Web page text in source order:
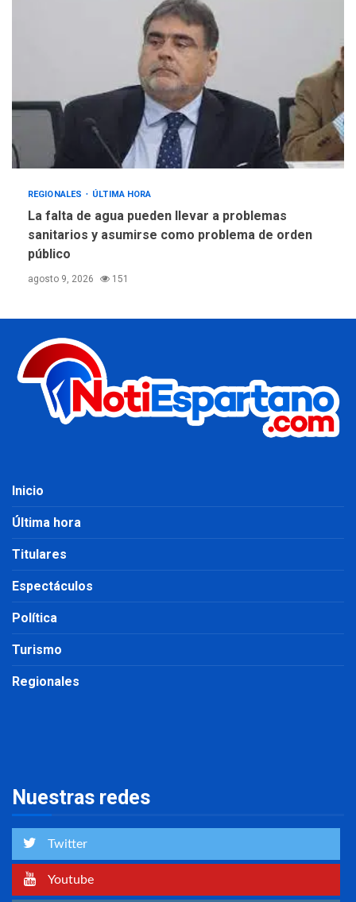
REGIONALES ÚLTIMA HORA
La falta de agua pueden llevar a problemas
sanitarios y asumirse como problema de orden
público
agosto 9, 2026 151
Inicio
Última hora
Titulares
Espectáculos
Política
Turismo
Regionales
Nuestras redes
Twitter
Youtube